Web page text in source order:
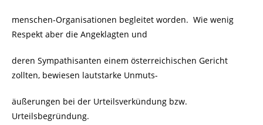
menschen-Organisationen begleitet worden. Wie wenig
Respekt aber die Angeklagten und
deren Sympathisanten einem österreichischen Gericht
zollten, bewiesen lautstarke Unmuts-
äußerungen bei der Urteilsverkündung bzw.
Urteilsbegründung.